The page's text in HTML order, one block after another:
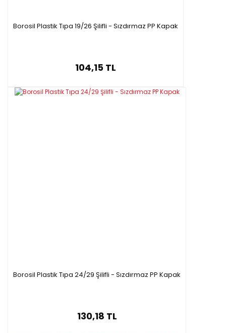
Borosil Plastik Tıpa 19/26 Şilifli - Sızdırmaz PP Kapak
104,15 TL
Borosil Plastik Tıpa 24/29 Şilifli - Sızdırmaz PP Kapak
130,18 TL